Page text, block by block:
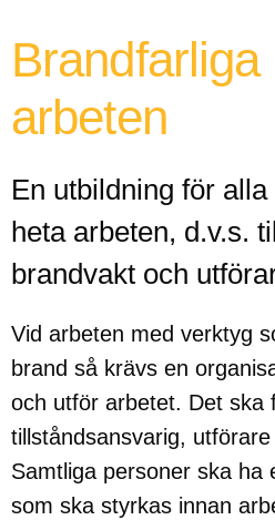
Brandfarliga
arbeten
En utbildning för
heta arbeten, d.v.s.
brandvakt och
Vid arbeten med verktyg
brand så krävs en
och utför arbetet. Det ska
tillståndsansvarig,
Samtliga personer ska ha
som ska styrkas innan